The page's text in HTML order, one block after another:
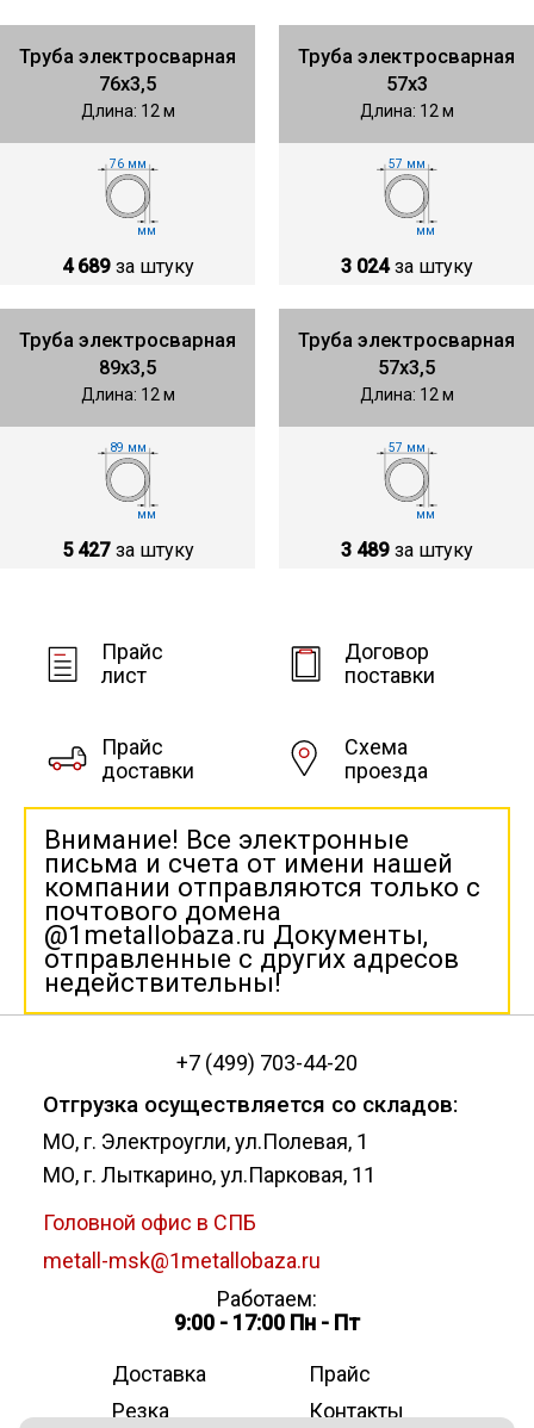
Труба электросварная
76х3,5
Длина: 12 м
76 мм
мм
4 689 за штуку
Труба электросварная
57х3
Длина: 12 м
57 мм
мм
3 024 за штуку
Труба электросварная
89х3,5
Длина: 12 м
89 мм
мм
5 427 за штуку
Труба электросварная
57х3,5
Длина: 12 м
57 мм
мм
3 489 за штуку
Прайс
лист
Договор
поставки
Прайс
доставки
Схема
проезда
Внимание! Все электронные
письма и счета от имени нашей
компании отправляются только с
почтового домена
@1metallobaza.ru Документы,
отправленные с других адресов
недействительны!
+7 (499) 703-44-20
Отгрузка осуществляется со складов:
МО, г. Электроугли, ул.Полевая, 1
МО, г. Лыткарино, ул.Парковая, 11
Головной офис в СПБ
metall-msk@1metallobaza.ru
Работаем:
9:00 - 17:00 Пн - Пт
Доставка
Прайс
Резка
Контакты